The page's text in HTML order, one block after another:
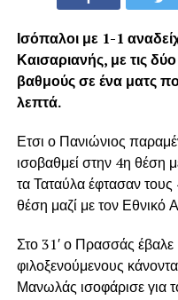
Ισόπαλοι με 1-1
Καισαριανής, με τις
βαθμούς σε ένα ματς
λεπτά.
Ετσι ο Πανιώνιος
ισοβαθμεί στην 4η θέση
τα Ταταύλα έφτασαν τους
θέση μαζί με τον Εθνικό
Στο 31′ ο Πρασσάς
φιλοξενούμενους
Μανωλάς ισοφάρισε για